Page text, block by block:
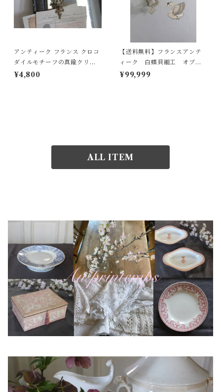
アンティーク フランス クロコ
ダイルモチーフの真鍮クリッ
プ 【I-15】
¥4,800
【送料無料】フランスアンテ
ィーク 白蝶貝細工 オブジ
ェ フランス 窓辺飾り モ
¥99,999
ALL ITEM